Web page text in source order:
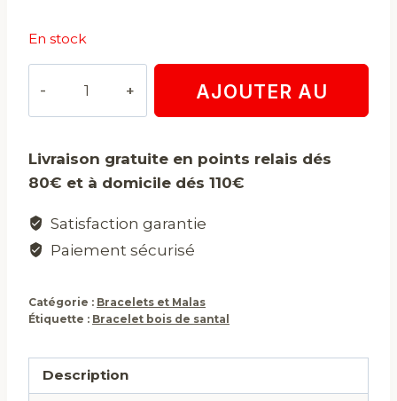
En stock
Bracelet
AJOUTER AU
Livraison gratuite en points relais dés
80€ et à domicile dés 110€
Satisfaction garantie
Paiement sécurisé
Catégorie : Bracelets et Malas
Étiquette : Bracelet bois de santal
Description